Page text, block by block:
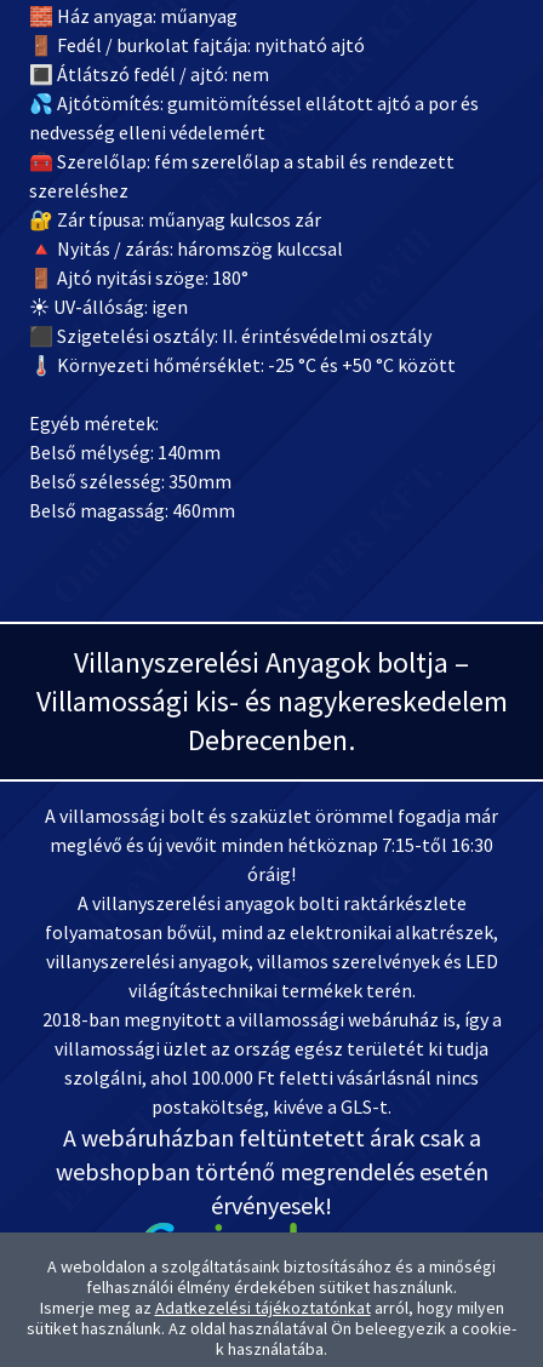
A weboldalon a szolgáltatásaink biztosításához és a minőségi
felhasználói élmény érdekében sütiket használunk.
Ismerje meg az Adatkezelési tájékoztatónkatarról, hogy milyen
sütiket használunk. Az oldal használatával Ön beleegyezik a cookie-
k használatába.
🧱 Ház anyaga: műanyag
🚪 Fedél / burkolat fajtája: nyitható ajtó
🔳 Átlátszó fedél / ajtó: nem
💦 Ajtótömítés: gumitömítéssel ellátott ajtó a por és
nedvesség elleni védelemért
🧰 Szerelőlap: fém szerelőlap a stabil és rendezett
szereléshez
🔐 Zár típusa: műanyag kulcsos zár
🔺 Nyitás / zárás: háromszög kulccsal
🚪 Ajtó nyitási szöge: 180°
☀️ UV-állóság: igen
⬛ Szigetelési osztály: II. érintésvédelmi osztály
🌡️ Környezeti hőmérséklet: -25 °C és +50 °C között
Egyéb méretek:
Belső mélység: 140mm
Belső szélesség: 350mm
Belső magasság: 460mm
Villanyszerelési Anyagok boltja –
Villamossági kis- és nagykereskedelem
Debrecenben.
A villamossági bolt és szaküzlet örömmel fogadja már
meglévő és új vevőit minden hétköznap 7:15-től 16:30
óráig!
A villanyszerelési anyagok bolti raktárkészlete
folyamatosan bővül, mind az elektronikai alkatrészek,
villanyszerelési anyagok, villamos szerelvények és LED
világítástechnikai termékek terén.
2018-ban megnyitott a villamossági webáruház is, így a
villamossági üzlet az ország egész területét ki tudja
szolgálni, ahol 100.000 Ft feletti vásárlásnál nincs
postaköltség, kivéve a GLS-t.
A webáruházban feltüntetett árak csak a
webshopban történő megrendelés esetén
érvényesek!
Kapcsolat: OnlineVill.hu +36 30 999-2888
ugyfelszolgalat@onlinevill.hu